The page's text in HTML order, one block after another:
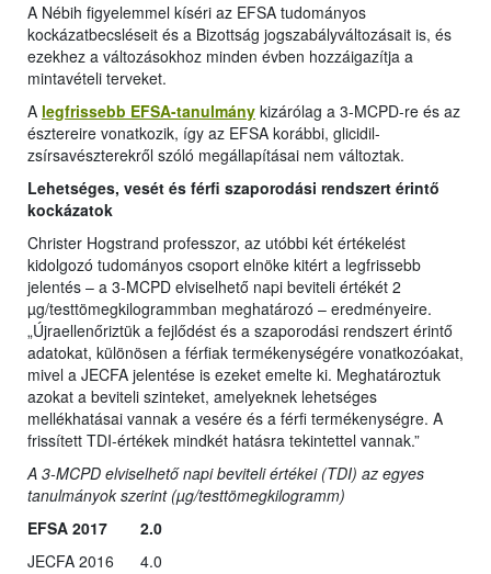
A Nébih figyelemmel kíséri az EFSA tudományos
kockázatbecsléseit és a Bizottság jogszabályváltozásait is, és
ezekhez a változásokhoz minden évben hozzáigazítja a
mintavételi terveket.
A legfrissebb EFSA-tanulmány kizárólag a 3-MCPD-re és az
észtereire vonatkozik, így az EFSA korábbi, glicidil-
zsírsavészterekről szóló megállapításai nem változtak.
Lehetséges, vesét és férfi szaporodási rendszert érintő
kockázatok
Christer Hogstrand professzor, az utóbbi két értékelést
kidolgozó tudományos csoport elnöke kitért a legfrissebb
jelentés – a 3-MCPD elviselhető napi beviteli értékét 2
µg/testtömegkilogrammban meghatározó – eredményeire.
„Újraellenőriztük a fejlődést és a szaporodási rendszert érintő
adatokat, különösen a férfiak termékenységére vonatkozóakat,
mivel a JECFA jelentése is ezeket emelte ki. Meghatároztuk
azokat a beviteli szinteket, amelyeknek lehetséges
mellékhatásai vannak a vesére és a férfi termékenységre. A
frissített TDI-értékek mindkét hatásra tekintettel vannak.”
A 3-MCPD elviselhető napi beviteli értékei (TDI) az egyes
tanulmányok szerint (µg/testtömegkilogramm)
EFSA 2017
2.0
JECFA 2016
4.0